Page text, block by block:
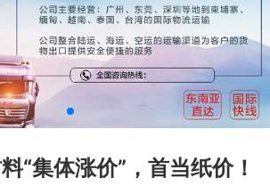
“集体涨价”，首当纸价！